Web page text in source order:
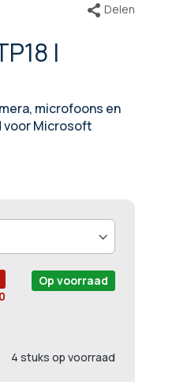
|
microfoons en
voor Microsoft
Delen
4 stuks op voorraad
Op voorraad